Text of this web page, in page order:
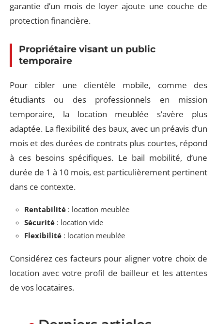
garantie d’un mois de loyer ajoute une couche de
protection financière.
Propriétaire visant un public
temporaire
Pour cibler une clientèle mobile, comme des
étudiants ou des professionnels en mission
temporaire, la location meublée s’avère plus
adaptée. La flexibilité des baux, avec un préavis d’un
mois et des durées de contrats plus courtes, répond
à ces besoins spécifiques. Le bail mobilité, d’une
durée de 1 à 10 mois, est particulièrement pertinent
dans ce contexte.
Rentabilité : location meublée
Sécurité : location vide
Flexibilité : location meublée
Considérez ces facteurs pour aligner votre choix de
location avec votre profil de bailleur et les attentes
de vos locataires.